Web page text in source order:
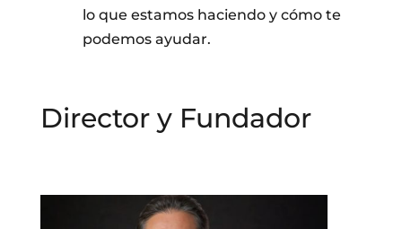
lo que estamos haciendo y cómo te
podemos ayudar.
Director y Fundador